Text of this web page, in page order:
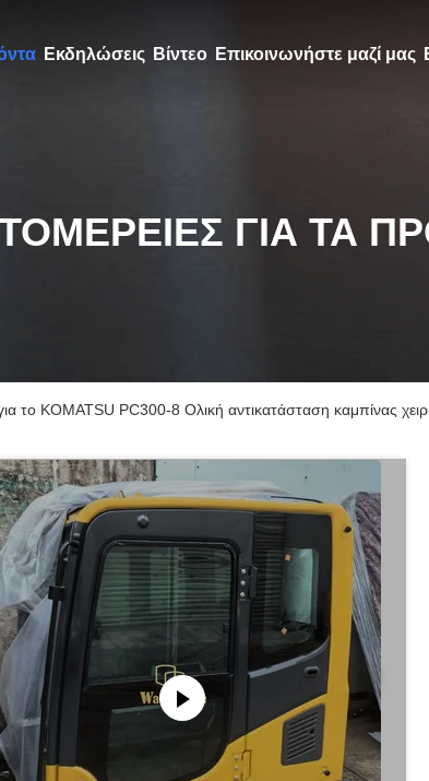
Εκδηλώσεις Βίντεο Επικοινωνήστε μαζί μας
ΓΙΑ ΤΑ
το KOMATSU PC300-8 Ολική αντικατάσταση καμπίνας